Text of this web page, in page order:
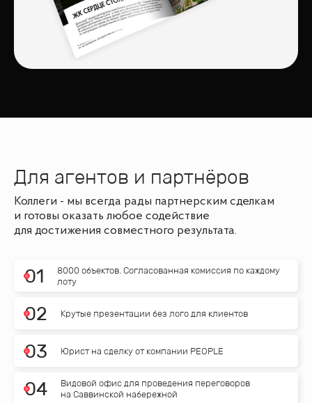
Для агентов и партнёров
Коллеги - мы всегда рады партнерским сделкам
и готовы оказать любое содействие
для достижения совместного результата.
01
8000 объектов. Согласованная комиссия по каждому
лоту
02 Крутые презентации без лого для клиентов
03 Юрист на сделку от компании PEOPLE
04
Видовой офис для проведения переговоров
на Саввинской набережной